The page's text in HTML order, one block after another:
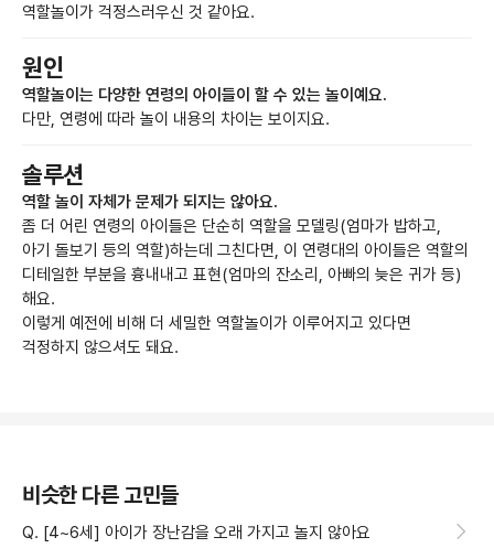
역할놀이가 걱정스러우신 것 같아요.
원인
역할놀이는 다양한 연령의 아이들이 할 수 있는 놀이예요.
다만, 연령에 따라 놀이 내용의 차이는 보이지요.
솔루션
역할 놀이 자체가 문제가 되지는 않아요.
좀 더 어린 연령의 아이들은 단순히 역할을 모델링(엄마가 밥하고,
아기 돌보기 등의 역할)하는데 그친다면, 이 연령대의 아이들은 역할의
디테일한 부분을 흉내내고 표현(엄마의 잔소리, 아빠의 늦은 귀가 등)
해요.
이렇게 예전에 비해 더 세밀한 역할놀이가 이루어지고 있다면
걱정하지 않으셔도 돼요.
비슷한 다른 고민들
Q. [4~6세] 아이가 장난감을 오래 가지고 놀지 않아요